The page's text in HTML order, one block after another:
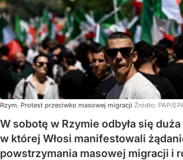
Rzym. Protest przeciwko masowej migracji Źródło: PAP/
W sobotę w Rzymie odbyła się
w której Włosi manifestowali
powstrzymania masowej migracji i